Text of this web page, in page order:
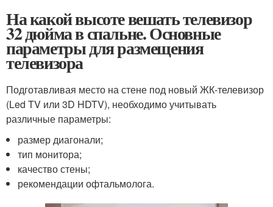
На какой высоте вешать телевизор
32 дюйма в спальне. Основные
параметры для размещения
телевизора
Подготавливая место на стене под новый ЖК-телевизор
(Led TV или 3D HDTV), необходимо учитывать
различные параметры:
размер диагонали;
тип монитора;
качество стены;
рекомендации офтальмолога.